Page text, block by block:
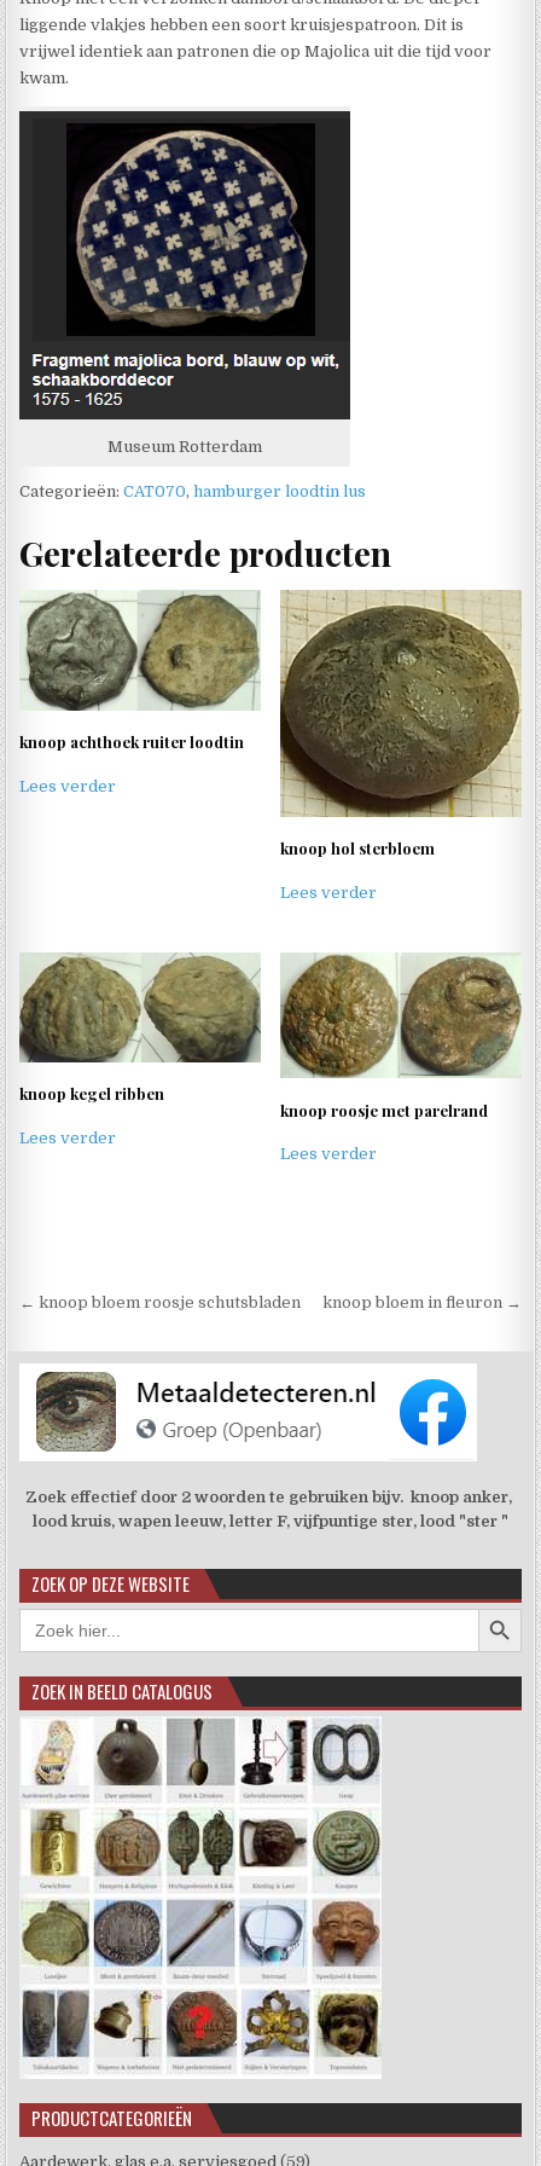
liggende vlakjes hebben een soort kruisjespatroon. Dit is
vrijwel identiek aan patronen die op Majolica uit die tijd voor
kwam.
Museum Rotterdam
Categorieën:CAT070,hamburger loodtin lus
Gerelateerde producten
knoop achthoek ruiter loodtin
Lees verder
knoop hol sterbloem
Lees verder
knoop kegel ribben
Lees verder
knoop roosje met parelrand
Lees verder
Berichtnavigatie
← knoop bloem roosje schutsbladen knoop bloem in fleuron →
Zoek effectief door 2 woorden te gebruiken bijv. knoop anker,
lood kruis, wapen leeuw, letter F, vijfpuntige ster, lood "ster "
ZOEK OP DEZE WEBSITE
Zoek
naar:
ZOEK IN BEELD CATALOGUS
PRODUCTCATEGORIEËN
Aardewerk, glas e.a. serviesgoed (59)